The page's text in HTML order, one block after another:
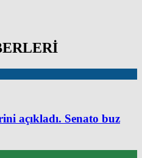
açıkladı. Senato buz